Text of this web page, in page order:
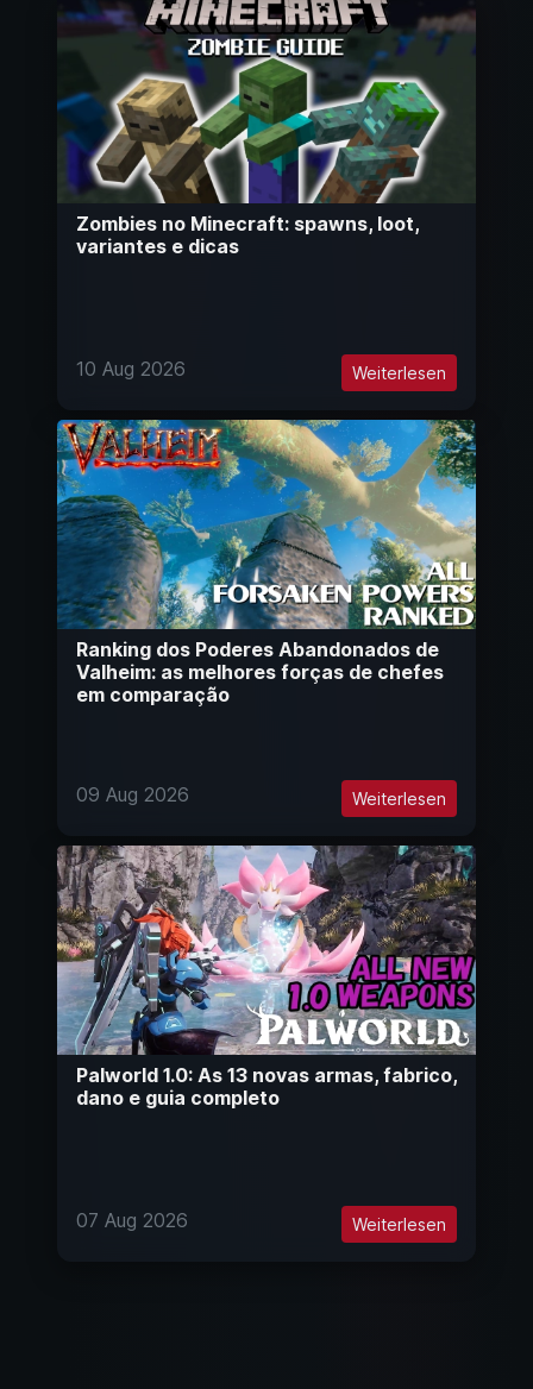
Zombies no Minecraft: spawns, loot,
variantes e dicas
10 Aug 2026 Weiterlesen
Ranking dos Poderes Abandonados de
Valheim: as melhores forças de chefes
em comparação
09 Aug 2026 Weiterlesen
Palworld 1.0: As 13 novas armas, fabrico,
dano e guia completo
07 Aug 2026 Weiterlesen